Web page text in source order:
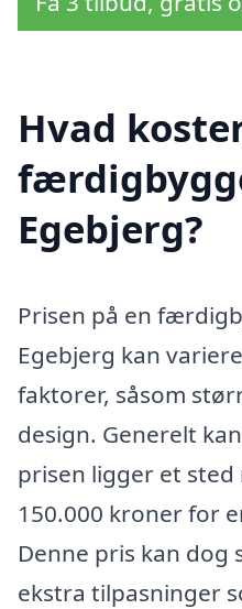
Hvad
Egebjerg?
Prisen på en
Egebjerg kan
faktorer, såsom
design. Generelt
prisen ligger et sted
150.000 kroner for
Denne pris kan
ekstra tilpasninger